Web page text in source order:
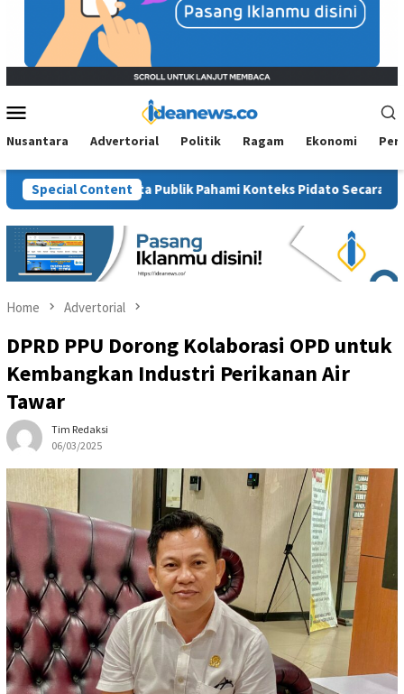
Menu
Nusantara Advertorial Politik Ragam Ekonomi
Special Content
Kaltim Minta Publik Pahami Konteks Pidato Secara Utuh
Home Advertorial
DPRD PPU Dorong Kolaborasi OPD untuk
Kembangkan Industri Perikanan Air
Tawar
Tim Redaksi
06/03/2025